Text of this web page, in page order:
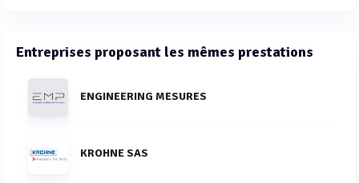
Entreprises proposant les mêmes prestations
ENGINEERING MESURES
KROHNE SAS